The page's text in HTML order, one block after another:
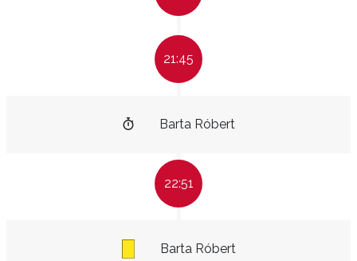
21:45
Barta Róbert
22:51
Barta Róbert